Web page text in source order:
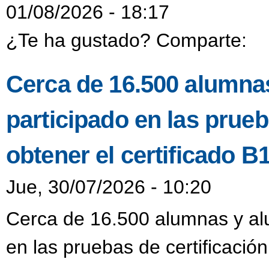
01/08/2026 - 18:17
¿Te ha gustado? Comparte:
Cerca de 16.500
participado en las
obtener el certificado
Jue, 30/07/2026 - 10:20
Cerca de 16.500 alumnas y
en las pruebas de